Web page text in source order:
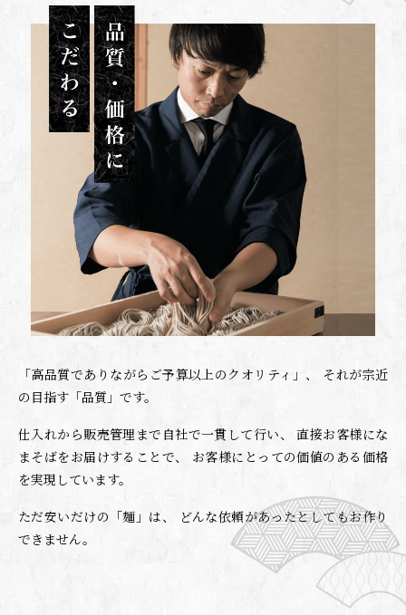
「高品質でありながらご予算以上のクオリティ」、
それが宗近
の目指す「品質」です。
仕入れから販売管理まで自社で一貫して行い、
直接お客様にな
まそばをお届けすることで、
お客様にとっての価値のある価格
を実現しています。
ただ安いだけの「麺」は、
どんな依頼があったとしてもお作り
できません。